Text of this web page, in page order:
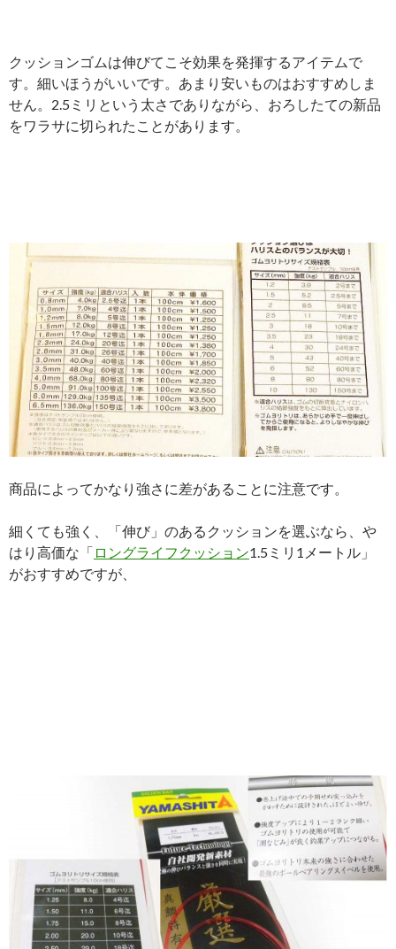
クッションゴムは伸びてこそ効果を発揮するアイテムで
す。細いほうがいいです。あまり安いものはおすすめしま
せん。2.5ミリという太さでありながら、おろしたての新品
をワラサに切られたことがあります。
商品によってかなり強さに差があることに注意です。
細くても強く、「伸び」のあるクッションを選ぶなら、や
はり高価な「 ロングライフクッション1.5ミリ1メートル」
がおすすめですが、